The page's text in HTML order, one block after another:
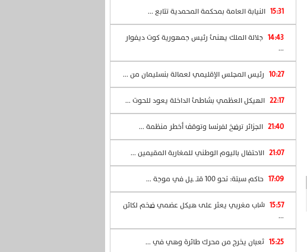
15:31 النيابة العامة بمحكمة المحمدية تتابع ...
14:43 جلالة الملك يهنئ رئيس جمهورية كوت ديفوار
...
10:27 رئيس المجلس الإقليمي لعمالة بنسليمان من ...
22:17 الهيكل العظمي بشاطئ الداخلة يعود للحوت ...
21:40 الجزائر ترضخ لفرنسا وتوقف أخطر منظمة ...
21:07 الاحتفال باليوم الوطني للمغاربة المقيمين ...
17:09 حاكم سبتة: نحو 100 قتــ ـيل في موجة ...
15:57 شاب مغربي يعثر على هيكل عضمي ضخم لكائن
...
15:25 ثعبان يخرج من محرك طائرة وهي في ...